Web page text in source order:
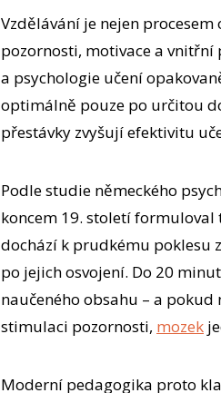
Vzdělávání je nejen
pozornosti, motivace a vnitřní
a psychologie učení
optimálně pouze po určitou
přestávky zvyšují efektivitu
Podle studie německého
koncem 19. století formuloval
dochází k prudkému poklesu
po jejich osvojení. Do 20
naučeného obsahu – a
stimulaci pozornosti, mozek
Moderní pedagogika proto